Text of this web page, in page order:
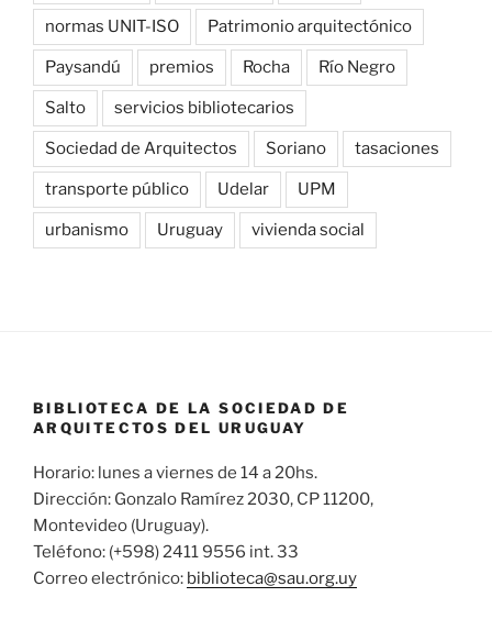
normas UNIT-ISO Patrimonio arquitectónico
Paysandú premios Rocha Río Negro
Salto servicios bibliotecarios
Sociedad de Arquitectos Soriano tasaciones
transporte público Udelar UPM
urbanismo Uruguay vivienda social
BIBLIOTECA DE LA SOCIEDAD DE
ARQUITECTOS DEL URUGUAY
Horario: lunes a viernes de 14 a 20hs.
Dirección: Gonzalo Ramírez 2030, CP 11200,
Montevideo (Uruguay).
Teléfono: (+598) 2411 9556 int. 33
Correo electrónico: biblioteca@sau.org.uy